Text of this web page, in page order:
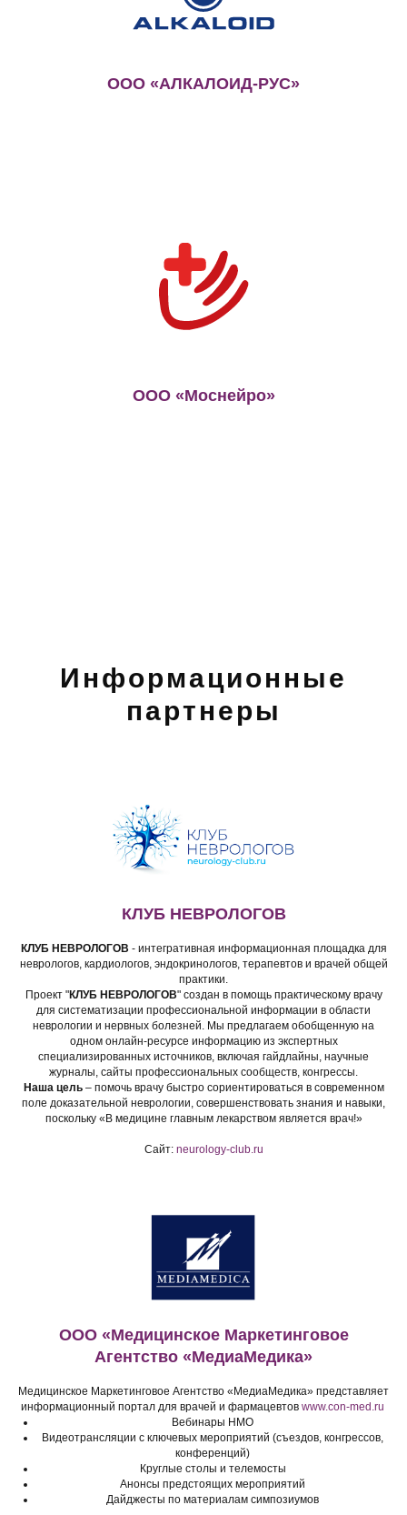
ООО «АЛКАЛОИД-РУС»
ООО «Моснейро»
Информационные
партнеры
КЛУБ НЕВРОЛОГОВ
КЛУБ НЕВРОЛОГОВ - интегративная информационная площадка для
неврологов, кардиологов, эндокринологов, терапевтов и врачей общей
практики.
Проект "КЛУБ НЕВРОЛОГОВ" создан в помощь практическому врачу
для систематизации профессиональной информации в области
неврологии и нервных болезней. Мы предлагаем обобщенную на
одном онлайн-ресурсе информацию из экспертных
специализированных источников, включая гайдлайны, научные
журналы, сайты профессиональных сообществ, конгрессы.
Наша цель – помочь врачу быстро сориентироваться в современном
поле доказательной неврологии, совершенствовать знания и навыки,
поскольку «В медицине главным лекарством является врач!»
Сайт: neurology-club.ru
ООО «Медицинское Маркетинговое
Агентство «МедиаМедика»
Медицинское Маркетинговое Агентство «МедиаМедика» представляет
информационный портал для врачей и фармацевтов www.con-med.ru
Вебинары НМО
Видеотрансляции с ключевых мероприятий (съездов, конгрессов,
конференций)
Круглые столы и телемосты
Анонсы предстоящих мероприятий
Дайджесты по материалам симпозиумов